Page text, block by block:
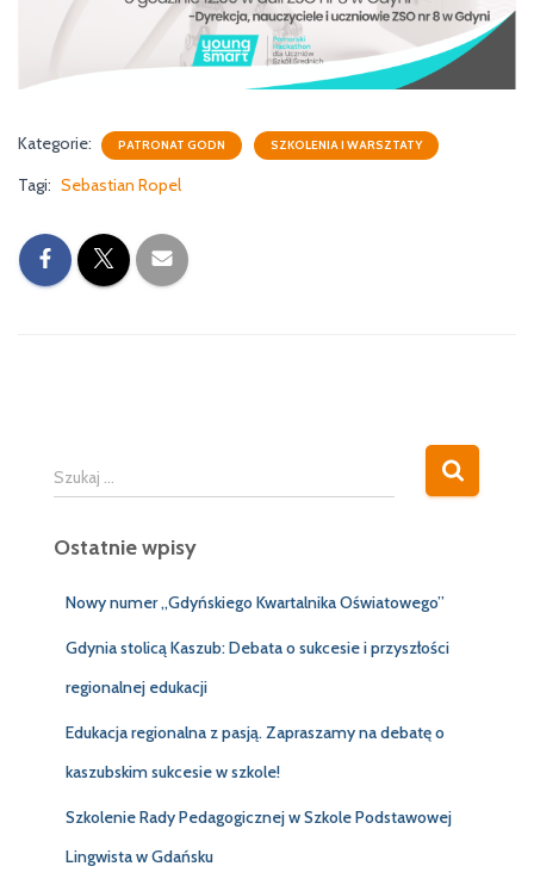
Kategorie: PATRONAT GODN SZKOLENIA I WARSZTATY
Tagi: Sebastian Ropel
S
z
k
Szukaj …
Ostatnie wpisy
Nowy numer „Gdyńskiego Kwartalnika Oświatowego”
Gdynia stolicą Kaszub: Debata o sukcesie i przyszłości
regionalnej edukacji
Edukacja regionalna z pasją. Zapraszamy na debatę o
kaszubskim sukcesie w szkole!
Szkolenie Rady Pedagogicznej w Szkole Podstawowej
Lingwista w Gdańsku